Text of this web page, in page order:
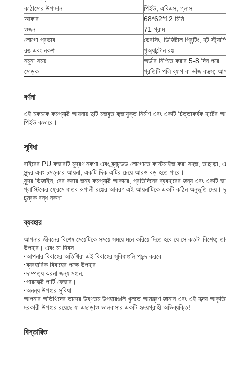
কাঠামোর উপাদান
পিইউ, এবিএস, গ্লাস
আকার
68*62*12 মিমি
ওজন
71 গ্রাম
লোগো প্রভাব
ডেবসিং, ডিজিটাল প্রিন্টিং, হট
রঙ এবং নকশা
পৃঅ্যান্টোন রঙ
নমুনা সময়
অর্ডার নিশ্চিত করার 5-8 দিন পরে
মোড়ক
প্রতিটি পলি ব্যাগ বা ভাঁজ বাক্সে;
বর্ণনা
এই চকচকে কমপ্যাক্ট আয়নায় দুটি মজবুত কব্জাযুক্ত নির্মাণ এবং একটি চিত্তাকর্ষক হার্টের
পিইউ কভারে।
সুবিধা
বাইরের PU কভারটি মুদ্রণ নকশা এবং ব্র্যান্ডেড লোগোতে কাস্টমাইজ করা সহজ, তাছাড়া,
সুন্দর এবং চমত্কার আয়না, একটি দিক এটির চেয়ে আরও বড় হতে পারে।
সুন্দর ডিজাইন, বের করার জন্য কমপ্যাক্ট আকারে, প্রতিদিনের ব্যবহারের জন্য এবং
প্লাস্টিকের ফ্রেমে ধাতব রূপালী রঙের আবরণ এই আয়নাটিকে একটি কঠিন অনুভূতি দেয়।
চুম্বক বন্ধ নকশা.
ব্যবহার
আপনার জীবনের বিশেষ মেয়েটিকে সময়ে সময়ে মনে করিয়ে দিতে হবে যে সে কতটা
উপহার। এবং মা দিবস
·আপনার বিবাহের অতিথিরা এই বিবাহের সুবিধাগুলি পছন্দ করবে
·ব্যবহারিক বিবাহের পক্ষে উপহার.
·দাম্পত্য ঝরনা জন্য মহান.
·পারফেক্ট পার্টি ফেভার।
·অনন্য উপহার সুবিধা
আপনার অতিথিদের তাদের উষ্ণতম উপহারগুলি খুলতে আমন্ত্রণ জানান এবং এই হৃদয় আকৃতির
দরকারী উপহার রয়েছে যা এছাড়াও ভালবাসার একটি হৃদয়গ্রাহী অভিব্যক্তি!
বিস্তারিত